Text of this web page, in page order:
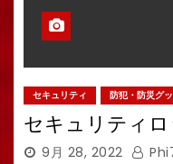
セキュリティ 防犯・防災グ
セキュリティ
9月 28, 2022